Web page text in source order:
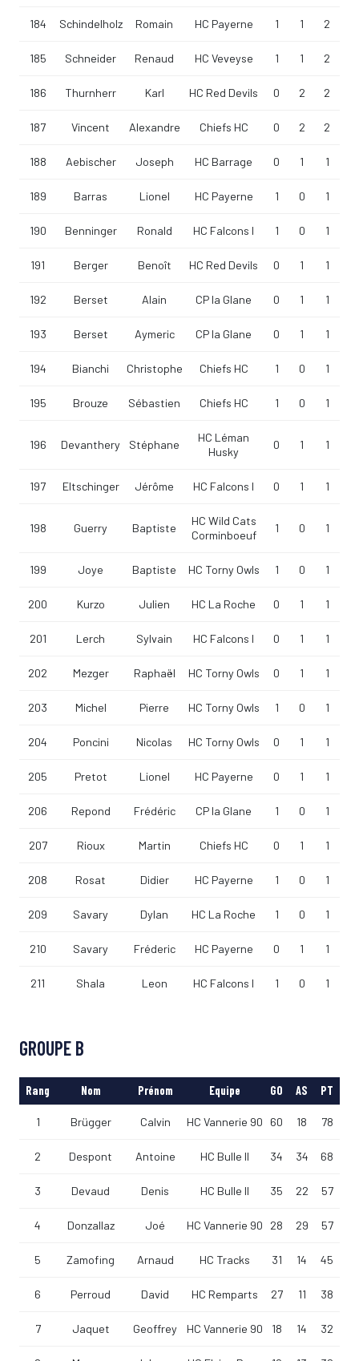
184 Schindelholz Romain HC Payerne 1 1 2
185 Schneider Renaud HC Veveyse 1 1 2
186 Thurnherr Karl HC Red Devils 0 2 2
187 Vincent Alexandre Chiefs HC 0 2 2
188 Aebischer Joseph HC Barrage 0 1 1
189 Barras Lionel HC Payerne 1 0 1
190 Benninger Ronald HC Falcons I 1 0 1
191 Berger Benoît HC Red Devils 0 1 1
192 Berset Alain CP la Glane 0 1 1
193 Berset Aymeric CP la Glane 0 1 1
194 Bianchi Christophe Chiefs HC 1 0 1
195 Brouze Sébastien Chiefs HC 1 0 1
196 Devanthery Stéphane
HC Léman
Husky
0 1 1
197 Eltschinger Jérôme HC Falcons I 0 1 1
198 Guerry Baptiste
HC Wild Cats
Corminboeuf
1 0 1
199 Joye Baptiste HC Torny Owls 1 0 1
200 Kurzo Julien HC La Roche 0 1 1
201 Lerch Sylvain HC Falcons I 0 1 1
202 Mezger Raphaël HC Torny Owls 0 1 1
203 Michel Pierre HC Torny Owls 1 0 1
204 Poncini Nicolas HC Torny Owls 0 1 1
205 Pretot Lionel HC Payerne 0 1 1
206 Repond Frédéric CP la Glane 1 0 1
207 Rioux Martin Chiefs HC 0 1 1
208 Rosat Didier HC Payerne 1 0 1
209 Savary Dylan HC La Roche 1 0 1
210 Savary Fréderic HC Payerne 0 1 1
211 Shala Leon HC Falcons I 1 0 1
GROUPE B
Rang Nom Prénom Equipe GO AS PT
1 Brügger Calvin HC Vannerie 90 60 18 78
2 Despont Antoine HC Bulle II 34 34 68
3 Devaud Denis HC Bulle II 35 22 57
4 Donzallaz Joé HC Vannerie 90 28 29 57
5 Zamofing Arnaud HC Tracks 31 14 45
6 Perroud David HC Remparts 27 11 38
7 Jaquet Geoffrey HC Vannerie 90 18 14 32